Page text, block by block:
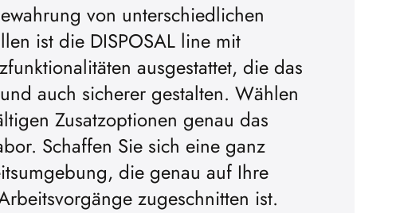
Videos abspielen zu
Sie vorher die Werbe-
akzeptieren.
akzeptieren
Zur Datenschutzerklärung
von unterschiedlichen
ist die DISPOSAL line mit
ausgestattet, die das
auch sicherer gestalten. Wählen
Zusatzoptionen genau das
Schaffen Sie sich eine ganz
die genau auf Ihre
zugeschnitten ist.